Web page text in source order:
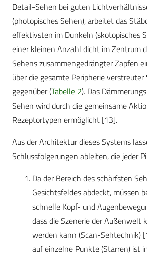
Detail-Sehen bei guten
(photopisches Sehen), arbeitet das
effektivsten im Dunkeln (skotopisches
einer kleinen Anzahl dicht im Zentrum
Sehens zusammengedrängter Zapfen
über die gesamte Peripherie verstreuter
gegenüber (Tabelle 2). Das
Sehen wird durch die gemeinsame
Rezeptortypen ermöglicht [13].
Aus der Architektur dieses Systems
Schlussfolgerungen ableiten, die jeder
Da der Bereich des schärfsten
Gesichtsfeldes abdeckt, müssen
schnelle Kopf- und
dass die Szenerie der Außenwelt
werden kann (Scan-Sehtechnik)
auf einzelne Punkte (Starren) ist